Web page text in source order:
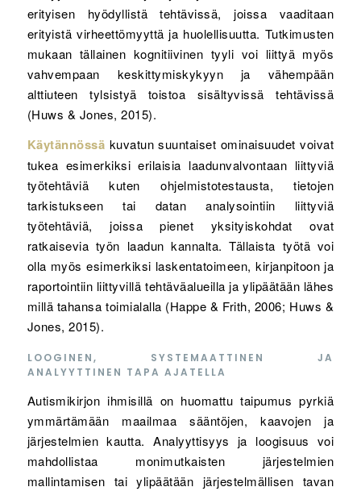
erityisen hyödyllistä tehtävissä, joissa vaaditaan
erityistä virheettömyyttä ja huolellisuutta. Tutkimusten
mukaan tällainen kognitiivinen tyyli voi liittyä myös
vahvempaan keskittymiskykyyn ja vähempään
alttiuteen tylsistyä toistoa sisältyvissä tehtävissä
(Huws & Jones, 2015).
Käytännössä kuvatun suuntaiset ominaisuudet voivat
tukea esimerkiksi erilaisia laadunvalvontaan liittyviä
työtehtäviä kuten ohjelmistotestausta, tietojen
tarkistukseen tai datan analysointiin liittyviä
työtehtäviä, joissa pienet yksityiskohdat ovat
ratkaisevia työn laadun kannalta. Tällaista työtä voi
olla myös esimerkiksi laskentatoimeen, kirjanpitoon ja
raportointiin liittyvillä tehtäväalueilla ja ylipäätään lähes
millä tahansa toimialalla (Happe & Frith, 2006; Huws &
Jones, 2015).
LOOGINEN, SYSTEMAATTINEN JA
ANALYYTTINEN TAPA AJATELLA
Autismikirjon ihmisillä on huomattu taipumus pyrkiä
ymmärtämään maailmaa sääntöjen, kaavojen ja
järjestelmien kautta. Analyyttisyys ja loogisuus voi
mahdollistaa monimutkaisten järjestelmien
mallintamisen tai ylipäätään järjestelmällisen tavan